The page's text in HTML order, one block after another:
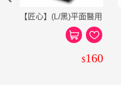
【匠心】(L/黑)平面醫用
口罩50入《康宜庭藥
局》《保證原廠貨》
$160